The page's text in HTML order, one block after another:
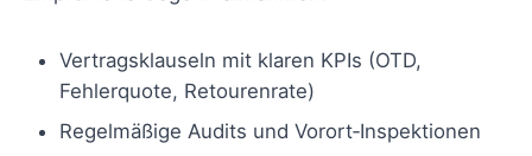
Vertragsklauseln mit klaren KPIs (OTD,
Fehlerquote, Retourenrate)
Regelmäßige Audits und Vorort‑Inspektionen